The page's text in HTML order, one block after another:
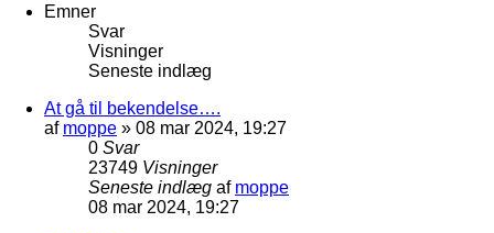
Emner
Svar
Visninger
Seneste indlæg
At gå til bekendelse….
af moppe » 08 mar 2024, 19:27
0 Svar
23749 Visninger
Seneste indlæg af moppe
08 mar 2024, 19:27